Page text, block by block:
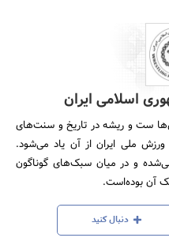
اسلامی ایران
ست و ریشه در تاریخ و سنت‌های
ورزش ملی ایران از آن یاد می‌شود.
و در میان سبک‌های گوناگون
آن بوده‌است.
دنبال کنید